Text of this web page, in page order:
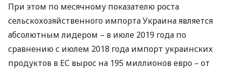
При этом по месячному показателю роста
сельскохозяйственного импорта Украина является
абсолютным лидером – в июле 2019 года по
сравнению с июлем 2018 года импорт украинских
продуктов в ЕС вырос на 195 миллионов евро – от